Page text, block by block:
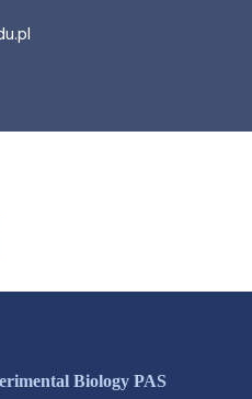
Biology PAS